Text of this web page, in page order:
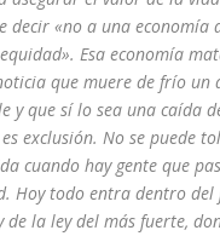
decir «no a una economía
Esa economía
que muere de frío un
y que sí lo sea una caída
exclusión. No se puede
cuando hay gente que
Hoy todo entra dentro del
de la ley del más fuerte,